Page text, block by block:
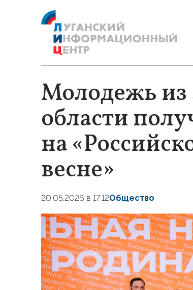
Молодежь из
области
на
весне»
20.05.2026 в 17:12Общество